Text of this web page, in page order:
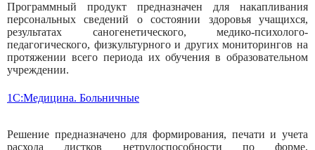
Программный продукт предназначен для накапливания
персональных сведений о состоянии здоровья учащихся,
результатах саногенетического, медико-психолого-
педагогического, физкультурного и других мониторингов на
протяжении всего периода их обучения в образовательном
учреждении.
1С:Медицина. Больничные
Решение предназначено для формирования, печати и учета
расхода листков нетрудоспособности по форме,